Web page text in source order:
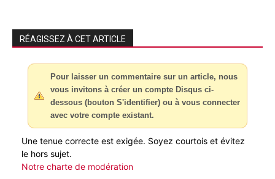
RÉAGISSEZ À CET ARTICLE
Pour laisser un commentaire sur un article, nous
vous invitons à créer un compte Disqus ci-
dessous (bouton S'identifier) ou à vous connecter
avec votre compte existant.
Une tenue correcte est exigée. Soyez courtois et évitez
le hors sujet.
Notre charte de modération